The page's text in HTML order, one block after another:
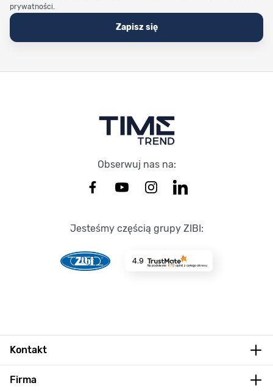
prywatności.
Zapisz się
Obserwuj nas na:
Jesteśmy częścią grupy ZIBI:
4.9
Na podstawie 8712opinii z całego okresu
Kontakt
Firma